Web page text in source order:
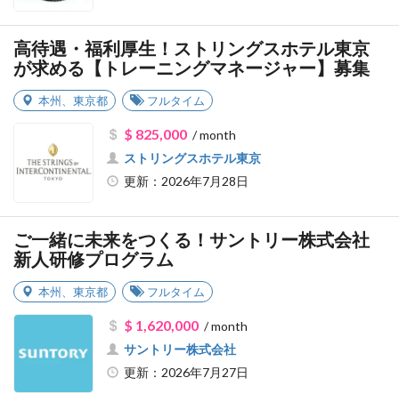
高待遇・福利厚生！ストリングスホテル東京
が求める【トレーニングマネージャー】募集
本州 東京都 フルタイム
$ 825,000/ month
ストリングスホテル東京
更新：2026年7月28日
ご一緒に未来をつくる！サントリー株式会社
新人研修プログラム
本州 東京都 フルタイム
$ 1,620,000/ month
サントリー株式会社
更新：2026年7月27日